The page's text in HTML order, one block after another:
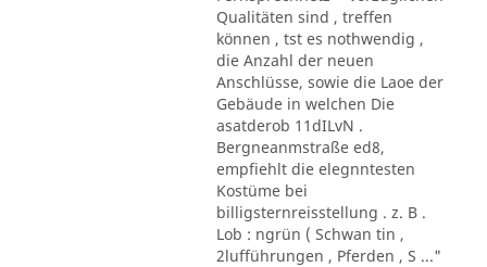
Qualitäten sind , treffen
können , tst es nothwendig ,
die Anzahl der neuen
Anschlüsse, sowie die Laoe der
Gebäude in welchen Die
asatderob 11dILvN .
Bergneanmstraße ed8,
empfiehlt die elegnntesten
Kostüme bei
billigsternreisstellung . z. B .
Lob : ngrün ( Schwan tin ,
2lufführungen , Pferden , S ..."